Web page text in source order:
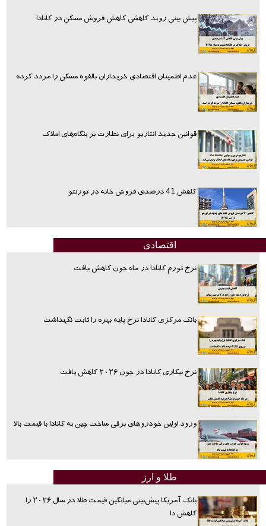
پیش بینی روند کاهشی کاهش فروش مسکن در کانادا
عدم اطمینان اقتصادی خریداران بالقوه مسکن را مردد کرده
قوانین جدید انتاریو برای نظارت بر بنگاه‌های املاک
کاهش 41 درصدی فروش خانه در تورنتو
اقتصادی
نرخ تورم کانادا در ماه جون کاهش یافت
بانک مرکزی کانادا نرخ پایه بهره را ثابت نگهداشت
نرخ بیکاری کانادا در جون ۲۰۲۶ کاهش یافت
ورود اولین خودروهای برقی ساخت چین به کانادا با قیمت بالا
طلا و ارز
بانک آمریکا پیش‌بینی میانگین قیمت طلا در سال ۲۰۲۶ را
کاهش دا